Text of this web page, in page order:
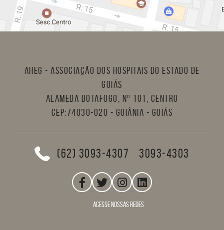
AHEG - Associação dos Hospitais do Estado de
Goiás
Alameda Botafogo, nº 101, Centro
CEP:74030-020 - Goiânia - Goiás
(62) 3093-4307 3093-4303
acesse nossas redes